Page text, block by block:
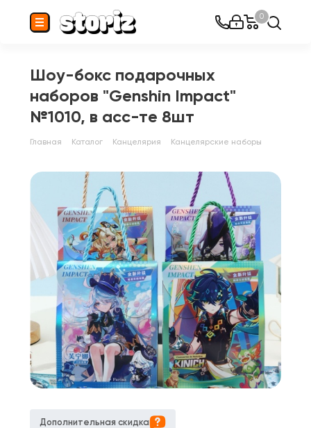
0
Шоу-бокс подарочных
наборов "Genshin Impact"
№1010, в асс-те 8шт
Главная Каталог Канцелярия Канцелярские наборы
Дополнительная скидка